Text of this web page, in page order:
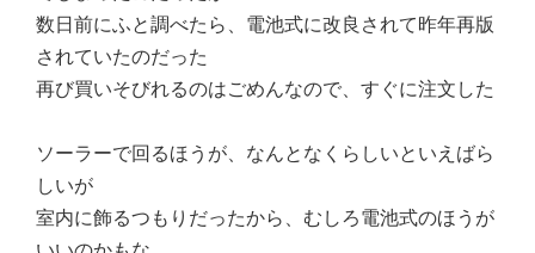
数日前にふと調べたら、電池式に改良されて昨年再版
されていたのだった
再び買いそびれるのはごめんなので、すぐに注文した
ソーラーで回るほうが、なんとなくらしいといえばら
しいが
室内に飾るつもりだったから、むしろ電池式のほうが